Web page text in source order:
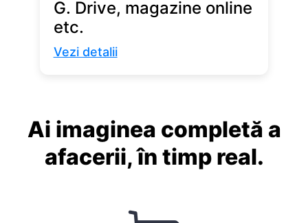
G. Drive, magazine online
etc.
Vezi detalii
Ai imaginea completă a
afacerii, în timp real.